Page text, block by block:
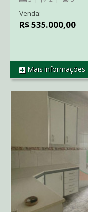
REF CA1857
Venda:
R$ 535.000,00
Mais informações